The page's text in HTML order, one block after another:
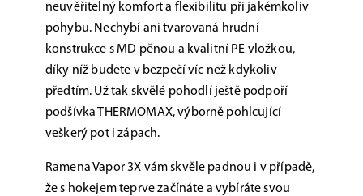
neuvěřitelný komfort a flexibilitu při jakémkoliv
pohybu. Nechybí ani tvarovaná hrudní
konstrukce s MD pěnou a kvalitní PE vložkou,
díky níž budete v bezpečí víc než kdykoliv
předtím. Už tak skvělé pohodlí ještě podpoří
podšívka THERMOMAX, výborně pohlcující
veškerý pot i zápach.
Ramena Vapor 3X vám skvěle padnou i v případě,
že s hokejem teprve začínáte a vybíráte svou